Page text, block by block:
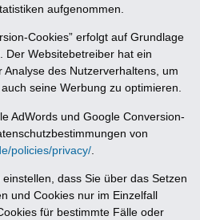
aufgenommen.
Cookies” erfolgt auf Grundlage
Der Websitebetreiber hat ein
des Nutzerverhaltens, um
seine Werbung zu optimieren.
AdWords und Google Conversion-
von
policies/privacy/
dass Sie über das Setzen
und Cookies nur im Einzelfall
für bestimmte Fälle oder